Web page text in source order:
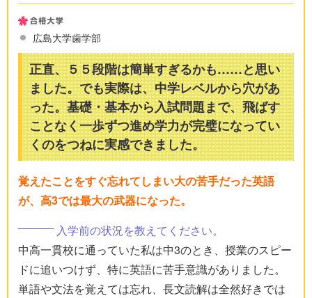
広島大学歯学部
正直、５５段階は簡単すぎるかも……と思い
ました。でも実際は、中学レベルから穴があ
った。基礎・基本から入試問題まで、飛ばす
ことなく一歩ずつ進め学力が完璧になってい
くのをつねに実感できました。
覚えたことをすぐ忘れてしまい大の苦手だった英語
が、高3では最大の武器になった。
入学前の状況を教えてください。
中高一貫校に通っていた私は中3のとき、授業のスピー
ドに追いつけず、特に英語に苦手意識がありました。
単語や文法を覚えては忘れ、長文読解は全然好きでは